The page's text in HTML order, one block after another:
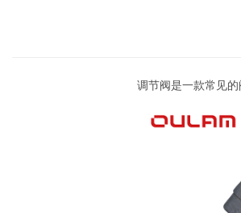
调节阀是一款常见